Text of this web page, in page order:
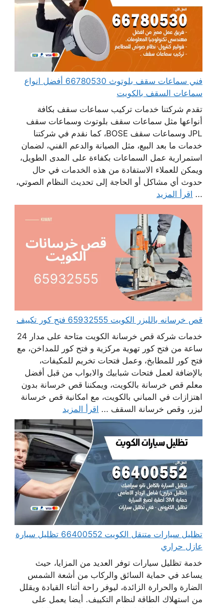
فني سماعات سقف بلوتوث 66780530 أفضل انواع
سماعات السقف بالكويت
تقدم شركتنا خدمات تركيب سماعات سقف بكافة
أنواعها مثل سماعات سقف بلوتوث وسماعات سقف
JPL وسماعات سقف BOSE، كما نقدم في شركتنا
خدمات ما بعد البيع، مثل الصيانة والدعم الفني، لضمان
استمرارية عمل السماعات بكفاءة على المدى الطويل،
ويمكن للعملاء الاستفادة من هذه الخدمات في حال
حدوث أي مشاكل أو الحاجة إلى تحديث النظام الصوتي،
... اقرأ المزيد
قص خرسانه بالليزر الكويت 65932555 فتح كور تكييف
خدمات شركة قص خرسانة الكويت متاحة على مدار 24
ساعة من فتح كور تهوية مركزية و فتح كور للمداخن، مع
فتح كور للمطابخ، وعمل فتحات تخريم للمكيفات،
بالإضافة لعمل فتحات شبابيك والابواب من قبل أفضل
معلم قص خرسانة بالكويت، ويمكننا قص خرسانة بدون
اهتزازات في المباني بالكويت، مع امكانية قص خرسانة
ليزر، وقص خرسانة السقف ... اقرأ المزيد
تظليل سيارات متنقل الكويت 66400552 تظليل سيارة
عازل حراري
خدمة تظليل سيارات توفر العديد من المزايا، حيث
يساعد في حماية السائق والركاب من أشعة الشمس
الضارة والحرارة الزائدة، ليوفر راحة أثناء القيادة ويقلل
من استهلاك الطاقة لنظام التكييف. أيضا يعمل على